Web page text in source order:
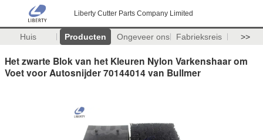
Liberty Cutter Parts Company Limited
Huis Producten Ongeveer ons Fabrieksreis >>
Het zwarte Blok van het Kleuren Nylon Varkenshaar om
Voet voor Autosnijder 70144014 van Bullmer